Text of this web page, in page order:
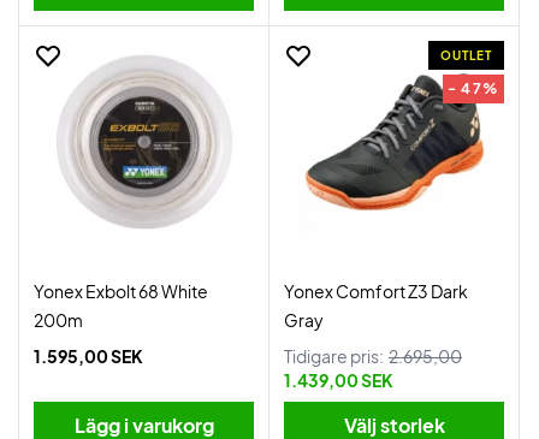
Yonex Exbolt 68 White
200m
1.595,00 SEK
Lägg i varukorg
OUTLET
- 47%
Yonex Comfort Z3 Dark
Gray
Tidigare pris: 2.695,00
1.439,00 SEK
Välj storlek